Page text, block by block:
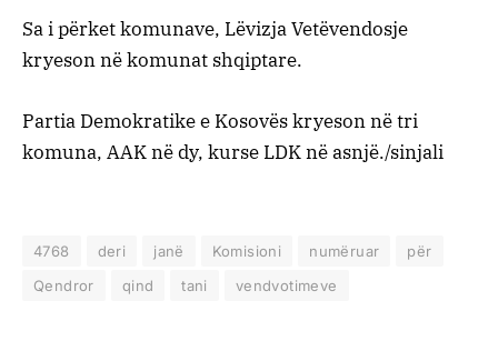
Sa i përket komunave, Lëvizja Vetëvendosje
kryeson në komunat shqiptare.
Partia Demokratike e Kosovës kryeson në tri
komuna, AAK në dy, kurse LDK në asnjë./sinjali
4768 deri janë Komisioni numëruar
për
Qendror
qind tani vendvotimeve